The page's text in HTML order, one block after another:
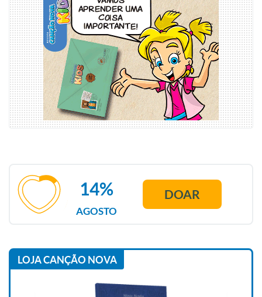
AGOSTO
14% DOAR
LOJA CANÇÃO NOVA